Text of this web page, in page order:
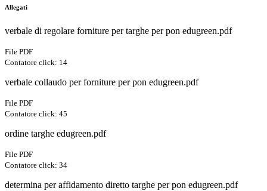
Allegati
verbale di regolare forniture per targhe per pon edugreen.pdf
File PDF
Contatore click: 14
verbale collaudo per forniture per pon edugreen.pdf
File PDF
Contatore click: 45
ordine targhe edugreen.pdf
File PDF
Contatore click: 34
determina per affidamento diretto targhe per pon edugreen.pdf